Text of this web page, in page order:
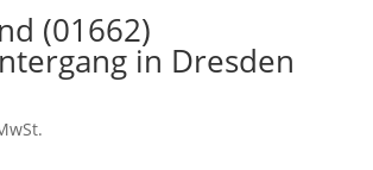
(01662)
in Dresden